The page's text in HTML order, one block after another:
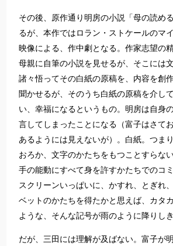
その後、原作通り明房の小説「母の読め
るが、本作ではロラン・ストケールのマ
映像による、作中劇となる。作家志望の
母親に自筆の小説を見せるが、そこには
諸々悟ってその白紙の原稿を、内容を創
聞かせるが、そのうち白紙の原稿を介し
い、幸福になるというもの。明房は自身
言してしまったことになる（富子はさて
あるようには見えないが）。白紙。つま
おろか、文字のかたちをもつことすらな
手の能動にすべて身を許すかたちでのコ
スクリーンいっぱいに、かすれ、とぎれ
ベットのかたちを得たかと思えば、カタ
ような、そんな記号が雨のように降りしき
だが、三田には理解が及ばない。富子が